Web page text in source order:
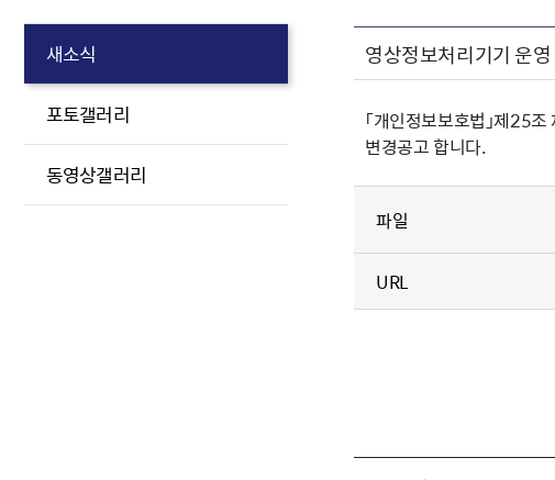
새소식
포토갤러리
동영상갤러리
영상정보처리기기 운
「개인정보보호법」제25
변경공고 합니다.
파일
URL